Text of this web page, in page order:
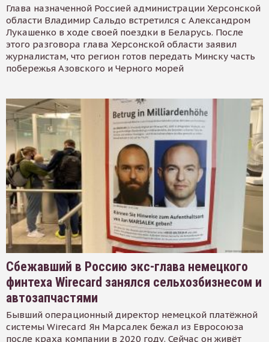
Глава назначенной Россией администрации Херсонской
области Владимир Сальдо встретился с Александром
Лукашенко в ходе своей поездки в Беларусь. После
этого разговора глава Херсонской области заявил
журналистам, что регион готов передать Минску часть
побережья Азовского и Черного морей
Сбежавший в Россию экс-глава немецкого
финтеха Wirecard занялся сельхозбизнесом и
автозапчастями
Бывший операционный директор немецкой платёжной
системы Wirecard Ян Марсалек бежал из Евросоюза
после краха компании в 2020 году. Сейчас он живёт